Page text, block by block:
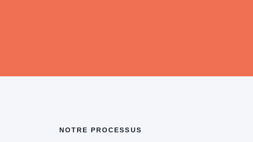
NOTRE PROCESSUS